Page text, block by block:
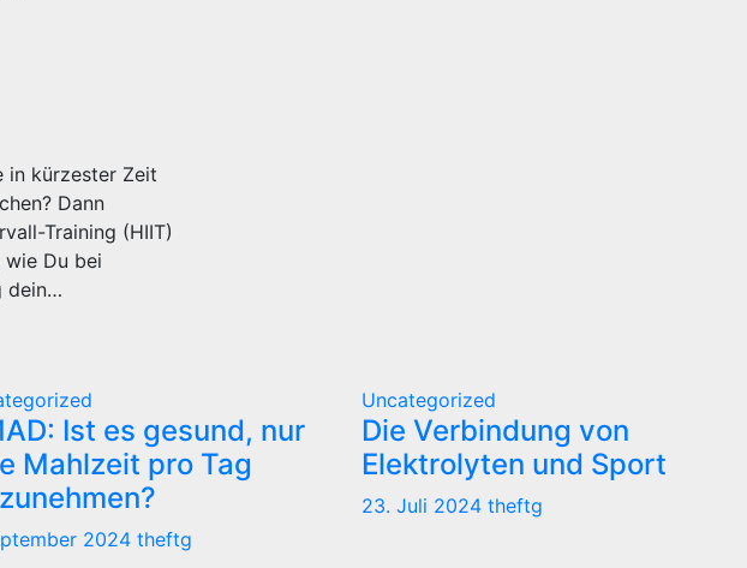
in kürzester Zeit
Dann
Training (HIIT)
wie Du bei
dein…
Ist es gesund, nur
Mahlzeit pro Tag
2024 theftg
Uncategorized
Die Verbindung von
Elektrolyten und Sport
23. Juli 2024 theftg